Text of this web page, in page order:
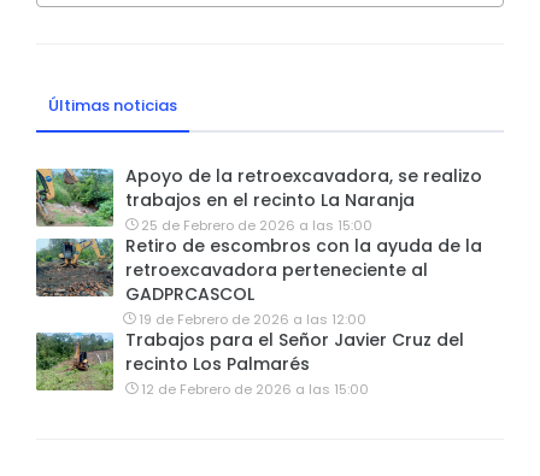
Últimas noticias
Apoyo de la retroexcavadora, se realizo
trabajos en el recinto La Naranja
25 de Febrero de 2026 a las 15:00
Retiro de escombros con la ayuda de la
retroexcavadora perteneciente al
GADPRCASCOL
19 de Febrero de 2026 a las 12:00
Trabajos para el Señor Javier Cruz del
recinto Los Palmarés
12 de Febrero de 2026 a las 15:00